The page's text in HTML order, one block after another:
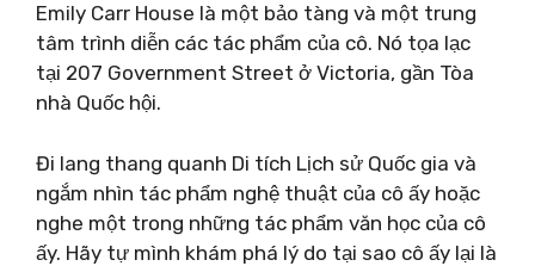
Emily Carr House là một bảo tàng và một trung
tâm trình diễn các tác phẩm của cô. Nó tọa lạc
tại 207 Government Street ở Victoria, gần Tòa
nhà Quốc hội.
Đi lang thang quanh Di tích Lịch sử Quốc gia và
ngắm nhìn tác phẩm nghệ thuật của cô ấy hoặc
nghe một trong những tác phẩm văn học của cô
ấy. Hãy tự mình khám phá lý do tại sao cô ấy lại là